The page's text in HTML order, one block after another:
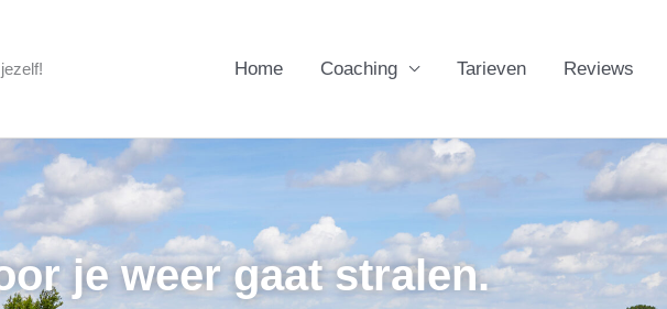
Home Coaching Tarieven Reviews
je weer gaat stralen.